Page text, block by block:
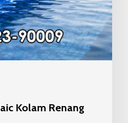
Kolam Renang